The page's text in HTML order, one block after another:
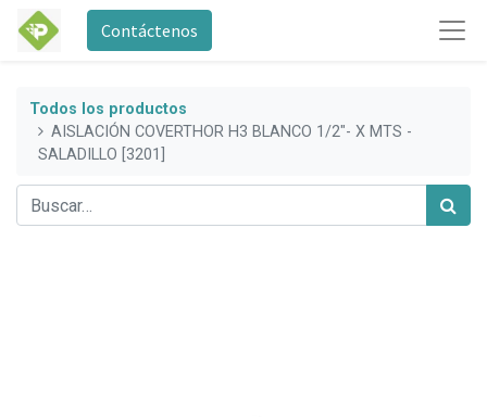
Contáctenos
Todos los productos
AISLACIÓN COVERTHOR H3 BLANCO 1/2"- X MTS -
SALADILLO [3201]